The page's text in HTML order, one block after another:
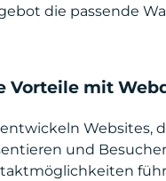
die passende
Vorteile mit
Websites,
und